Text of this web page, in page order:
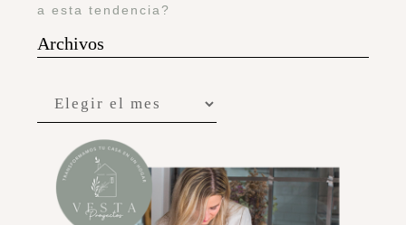
a esta tendencia?
Archivos